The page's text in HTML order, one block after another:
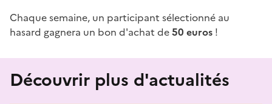
Chaque semaine, un participant sélectionné au
hasard gagnera un bon d'achat de50 euros !
Découvrir plus d'actualités